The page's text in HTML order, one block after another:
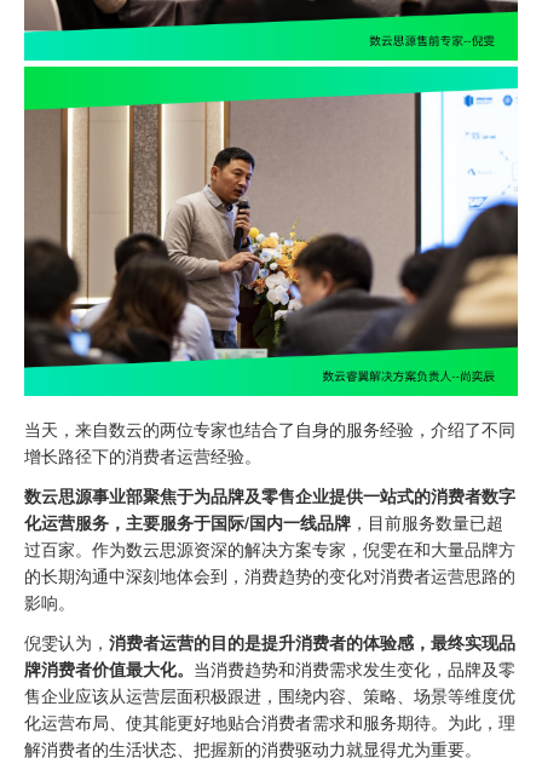
当天，来自数云的两位专家也结合了自身的服务经验，介绍了不同
增长路径下的消费者运营经验。
数云思源事业部聚焦于为品牌及零售企业提供一站式的消费者数字
化运营服务 ，主要服务于国际/国内一线品牌 ，目前服务数量已超
过百家。作为数云思源资深的解决方案专家，倪雯在和大量品牌方
的长期沟通中深刻地体会到，消费趋势的变化对消费者运营思路的
影响。
倪雯认为， 消费者运营的目的是提升消费者的体验感，最终实现品
牌消费者价值最大化。 当消费趋势和消费需求发生变化，品牌及零
售企业应该从运营层面积极跟进，围绕内容、策略、场景等维度优
化运营布局、使其能更好地贴合消费者需求和服务期待。为此，理
解消费者的生活状态、把握新的消费驱动力就显得尤为重要。